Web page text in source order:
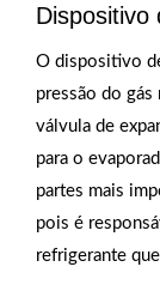
Dispositivo
O dispositivo
pressão do
válvula de
para o
partes mais
pois é
refrigerante